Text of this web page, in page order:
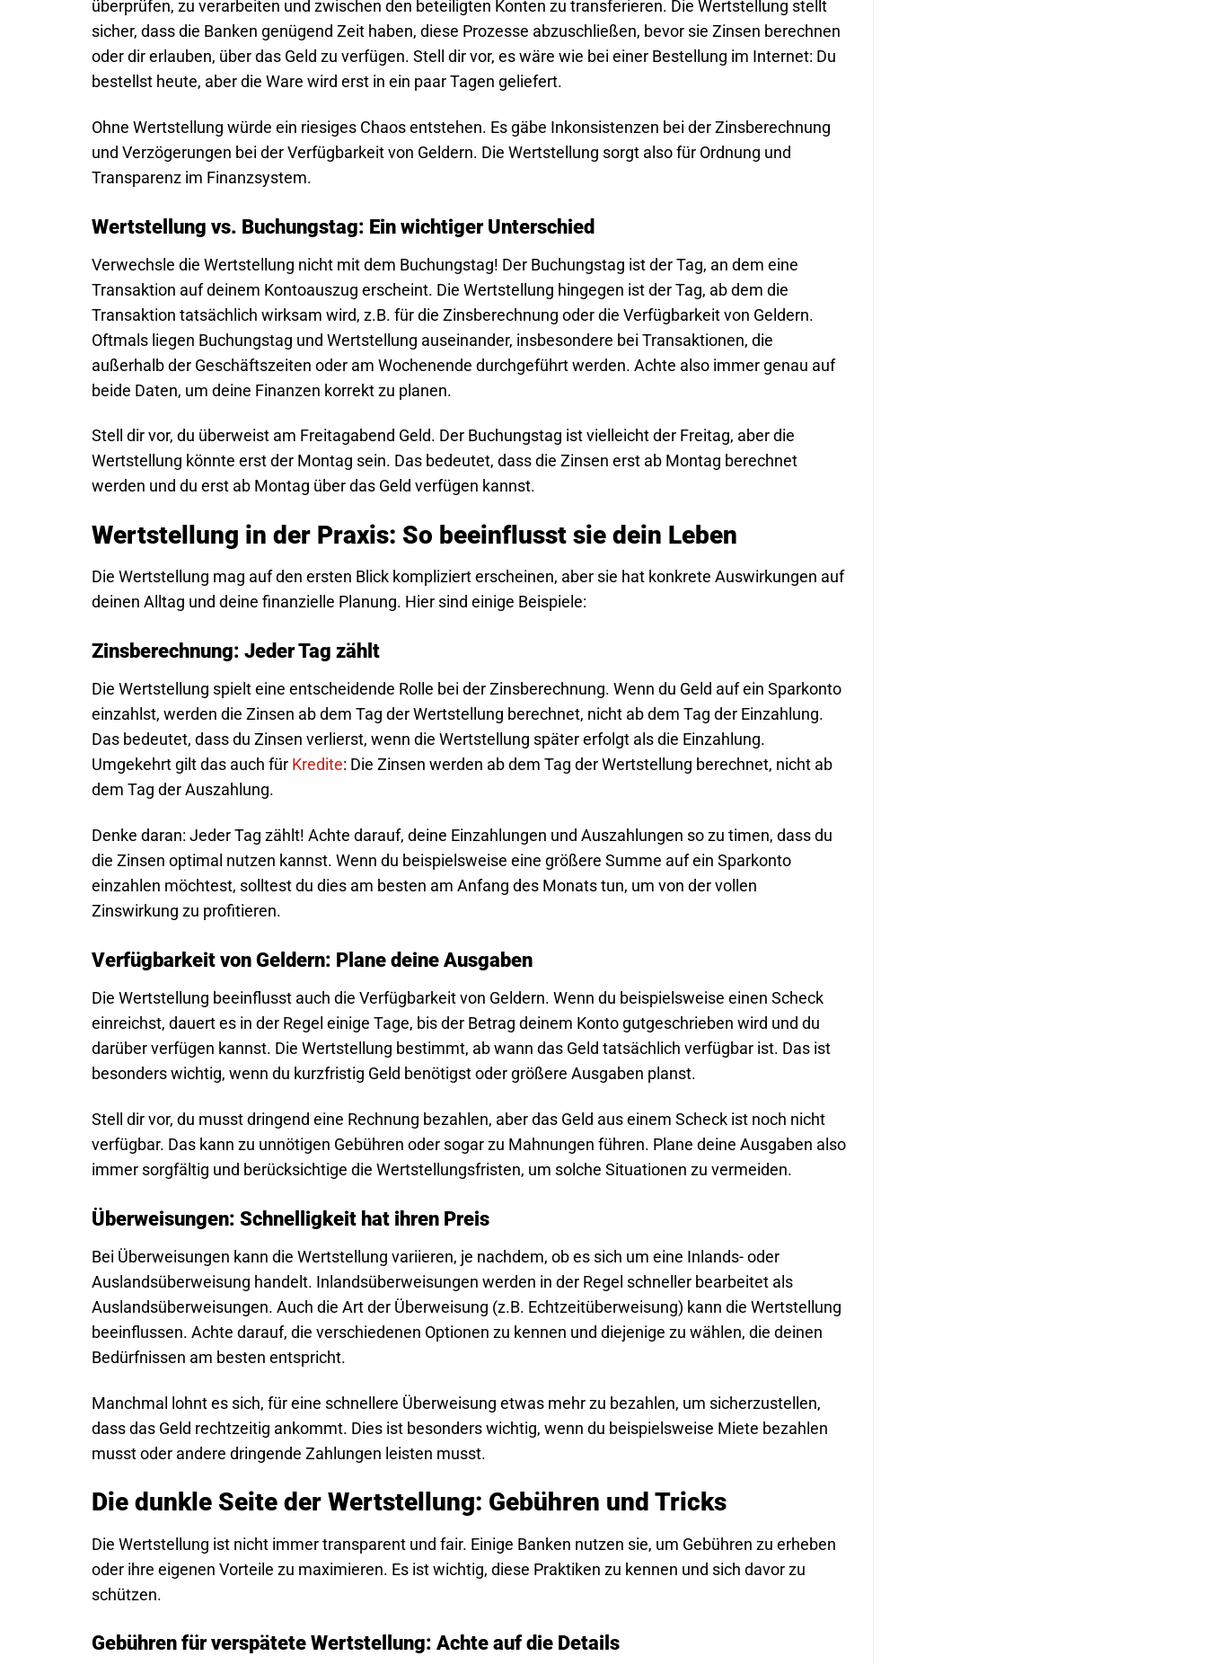
überprüfen, zu verarbeiten und zwischen den beteiligten Konten zu transferieren. Die Wertstellung stellt
sicher, dass die Banken genügend Zeit haben, diese Prozesse abzuschließen, bevor sie Zinsen berechnen
oder dir erlauben, über das Geld zu verfügen. Stell dir vor, es wäre wie bei einer Bestellung im Internet: Du
bestellst heute, aber die Ware wird erst in ein paar Tagen geliefert.
Ohne Wertstellung würde ein riesiges Chaos entstehen. Es gäbe Inkonsistenzen bei der Zinsberechnung
und Verzögerungen bei der Verfügbarkeit von Geldern. Die Wertstellung sorgt also für Ordnung und
Transparenz im Finanzsystem.
Wertstellung vs. Buchungstag: Ein wichtiger Unterschied
Verwechsle die Wertstellung nicht mit dem Buchungstag! Der Buchungstag ist der Tag, an dem eine
Transaktion auf deinem Kontoauszug erscheint. Die Wertstellung hingegen ist der Tag, ab dem die
Transaktion tatsächlich wirksam wird, z.B. für die Zinsberechnung oder die Verfügbarkeit von Geldern.
Oftmals liegen Buchungstag und Wertstellung auseinander, insbesondere bei Transaktionen, die
außerhalb der Geschäftszeiten oder am Wochenende durchgeführt werden. Achte also immer genau auf
beide Daten, um deine Finanzen korrekt zu planen.
Stell dir vor, du überweist am Freitagabend Geld. Der Buchungstag ist vielleicht der Freitag, aber die
Wertstellung könnte erst der Montag sein. Das bedeutet, dass die Zinsen erst ab Montag berechnet
werden und du erst ab Montag über das Geld verfügen kannst.
Wertstellung in der Praxis: So beeinflusst sie dein Leben
Die Wertstellung mag auf den ersten Blick kompliziert erscheinen, aber sie hat konkrete Auswirkungen auf
deinen Alltag und deine finanzielle Planung. Hier sind einige Beispiele:
Zinsberechnung: Jeder Tag zählt
Die Wertstellung spielt eine entscheidende Rolle bei der Zinsberechnung. Wenn du Geld auf ein Sparkonto
einzahlst, werden die Zinsen ab dem Tag der Wertstellung berechnet, nicht ab dem Tag der Einzahlung.
Das bedeutet, dass du Zinsen verlierst, wenn die Wertstellung später erfolgt als die Einzahlung.
Umgekehrt gilt das auch für Kredite: Die Zinsen werden ab dem Tag der Wertstellung berechnet, nicht ab
dem Tag der Auszahlung.
Denke daran: Jeder Tag zählt! Achte darauf, deine Einzahlungen und Auszahlungen so zu timen, dass du
die Zinsen optimal nutzen kannst. Wenn du beispielsweise eine größere Summe auf ein Sparkonto
einzahlen möchtest, solltest du dies am besten am Anfang des Monats tun, um von der vollen
Zinswirkung zu profitieren.
Verfügbarkeit von Geldern: Plane deine Ausgaben
Die Wertstellung beeinflusst auch die Verfügbarkeit von Geldern. Wenn du beispielsweise einen Scheck
einreichst, dauert es in der Regel einige Tage, bis der Betrag deinem Konto gutgeschrieben wird und du
darüber verfügen kannst. Die Wertstellung bestimmt, ab wann das Geld tatsächlich verfügbar ist. Das ist
besonders wichtig, wenn du kurzfristig Geld benötigst oder größere Ausgaben planst.
Stell dir vor, du musst dringend eine Rechnung bezahlen, aber das Geld aus einem Scheck ist noch nicht
verfügbar. Das kann zu unnötigen Gebühren oder sogar zu Mahnungen führen. Plane deine Ausgaben also
immer sorgfältig und berücksichtige die Wertstellungsfristen, um solche Situationen zu vermeiden.
Überweisungen: Schnelligkeit hat ihren Preis
Bei Überweisungen kann die Wertstellung variieren, je nachdem, ob es sich um eine Inlands- oder
Auslandsüberweisung handelt. Inlandsüberweisungen werden in der Regel schneller bearbeitet als
Auslandsüberweisungen. Auch die Art der Überweisung (z.B. Echtzeitüberweisung) kann die Wertstellung
beeinflussen. Achte darauf, die verschiedenen Optionen zu kennen und diejenige zu wählen, die deinen
Bedürfnissen am besten entspricht.
Manchmal lohnt es sich, für eine schnellere Überweisung etwas mehr zu bezahlen, um sicherzustellen,
dass das Geld rechtzeitig ankommt. Dies ist besonders wichtig, wenn du beispielsweise Miete bezahlen
musst oder andere dringende Zahlungen leisten musst.
Die dunkle Seite der Wertstellung: Gebühren und Tricks
Die Wertstellung ist nicht immer transparent und fair. Einige Banken nutzen sie, um Gebühren zu erheben
oder ihre eigenen Vorteile zu maximieren. Es ist wichtig, diese Praktiken zu kennen und sich davor zu
schützen.
Gebühren für verspätete Wertstellung: Achte auf die Details